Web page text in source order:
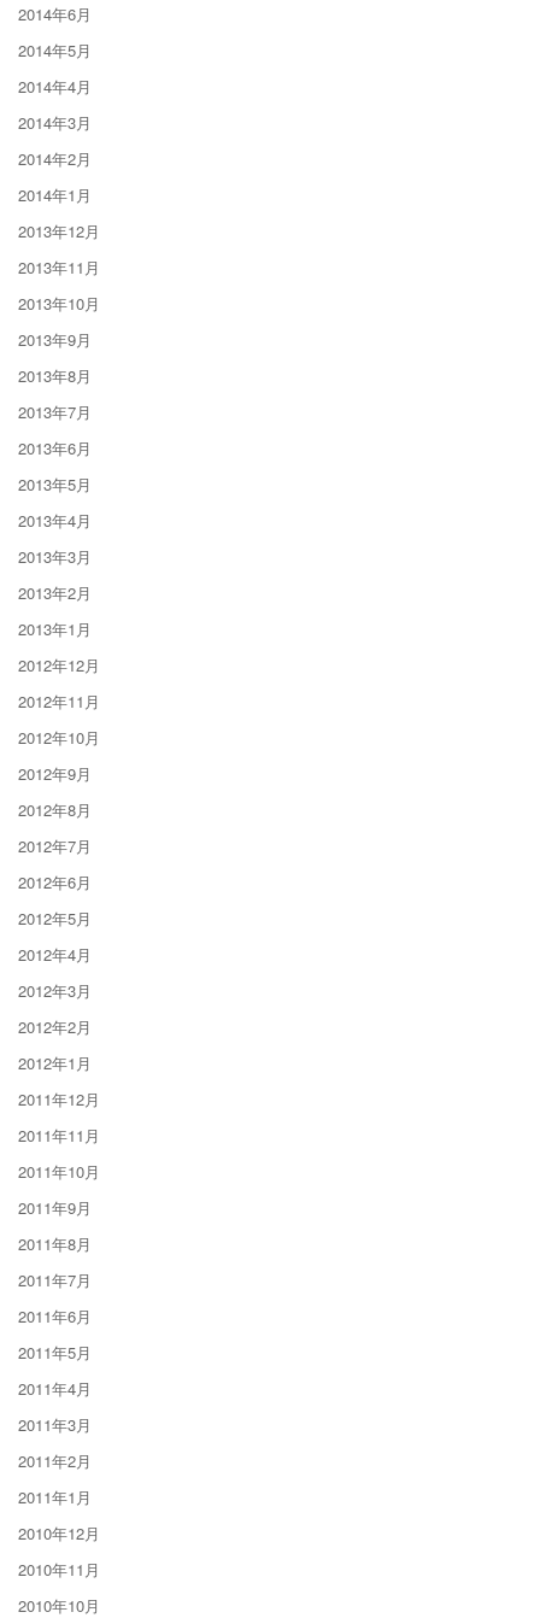
2014年6月
2014年5月
2014年4月
2014年3月
2014年2月
2014年1月
2013年12月
2013年11月
2013年10月
2013年9月
2013年8月
2013年7月
2013年6月
2013年5月
2013年4月
2013年3月
2013年2月
2013年1月
2012年12月
2012年11月
2012年10月
2012年9月
2012年8月
2012年7月
2012年6月
2012年5月
2012年4月
2012年3月
2012年2月
2012年1月
2011年12月
2011年11月
2011年10月
2011年9月
2011年8月
2011年7月
2011年6月
2011年5月
2011年4月
2011年3月
2011年2月
2011年1月
2010年12月
2010年11月
2010年10月